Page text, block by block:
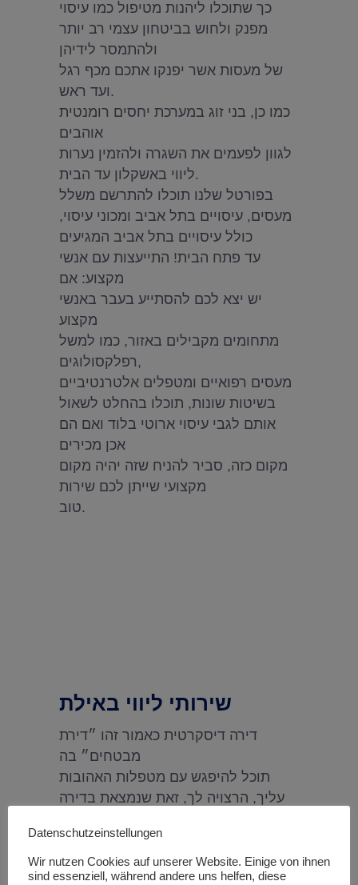
כך שתוכלו ליהנות מטיפול כמו עיסוי
מפנק ולחוש בביטחון עצמי רב יותר
ולהתמסר לידיהן
של מעסות אשר יפנקו אתכם מכף רגל
ועד ראש.
כמו כן, בני זוג במערכת יחסים רומנטית
אוהבים
לגוון לפעמים את השגרה ולהזמין נערות
ליווי באשקלון עד הבית.
בפורטל שלנו תוכלו להתרשם משלל
מעסים, עיסויים בתל אביב ומכוני עיסוי,
כולל עיסויים בתל אביב המגיעים
עד פתח הבית! התייעצות עם אנשי
מקצוע: אם
יש יצא לכם להסתייע בעבר באנשי
מקצוע
מתחומים מקבילים באזור, כמו למשל
רפלקסולוגים,
מעסים רפואיים ומטפלים אלטרנטיביים
בשיטות שונות, תוכלו בהחלט לשאול
אותם לגבי עיסוי ארוטי בלוד ואם הם
אכן מכירים
מקום כזה, סביר להניח שזה יהיה מקום
מקצועי שייתן לכם שירות
טוב.
שירותי ליווי באילת
דירה דיסקרטית כאמור זהו ״דירת
מבטחים״ בה
תוכל להיפגש עם מטפלות האהובות
עליך, הרצויה לך, זאת שנמצאת בדירה
בראשון לציון ובכלל, זאת דירה בה
המעסה האירוטית מתגוררת או בה היא
עובדת.
Datenschutzeinstellungen
Wir nutzen Cookies auf unserer Website. Einige von ihnen
sind essenziell, während andere uns helfen, diese